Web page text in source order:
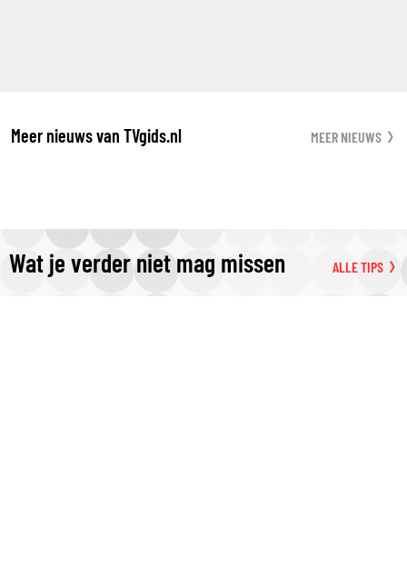
Meer nieuws van TVgids.nl MEER NIEUWS
Wat je verder niet mag missen ALLE TIPS